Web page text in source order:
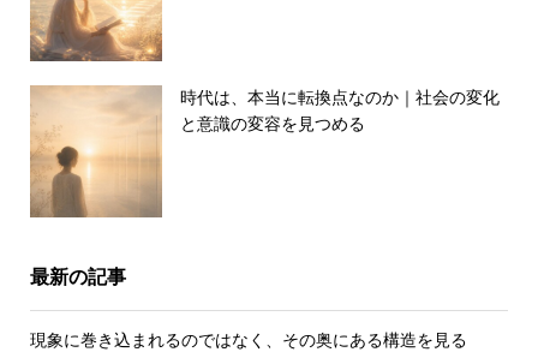
時代は、本当に転換点なのか｜社会の変化
と意識の変容を見つめる
最新の記事
現象に巻き込まれるのではなく、その奥にある構造を見る